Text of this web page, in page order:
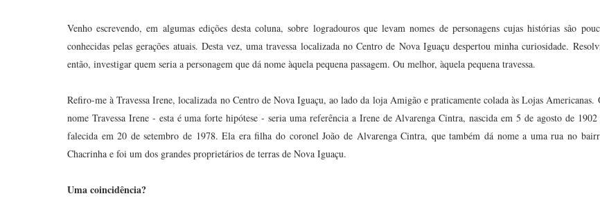
Venho escrevendo, em algumas edições desta coluna, sobre logradouros que levam nomes de personagens cujas histórias são
conhecidas pelas gerações atuais. Desta vez, uma travessa localizada no Centro de Nova Iguaçu despertou minha curiosidade.
então, investigar quem seria a personagem que dá nome àquela pequena passagem. Ou melhor, àquela pequena travessa.
Refiro-me à Travessa Irene, localizada no Centro de Nova Iguaçu, ao lado da loja Amigão e praticamente colada às Lojas Americanas.
nome Travessa Irene - esta é uma forte hipótese - seria uma referência a Irene de Alvarenga Cintra, nascida em 5 de agosto de 1902
falecida em 20 de setembro de 1978. Ela era filha do coronel João de Alvarenga Cintra, que também dá nome a uma rua no
Chacrinha e foi um dos grandes proprietários de terras de Nova Iguaçu.
Uma coincidência?